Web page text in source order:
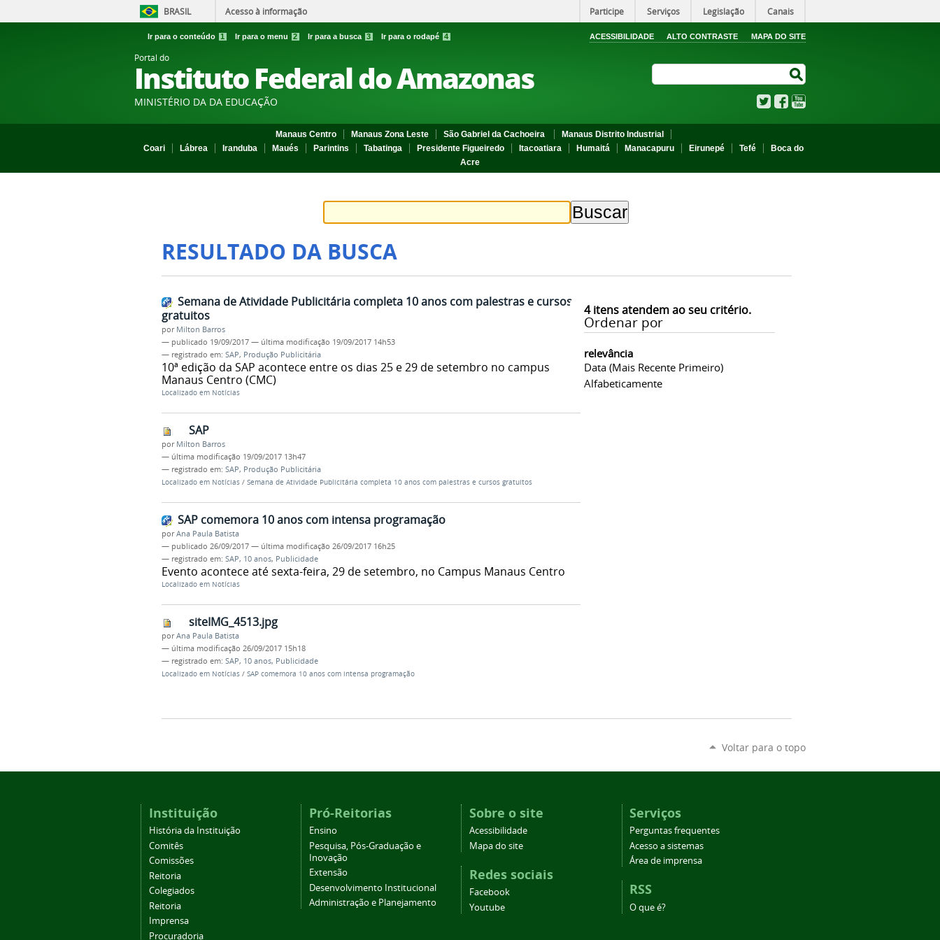
BRASIL Acesso à informação Participe Serviços Legislação Canais
Ir para o conteúdo 1 Ir para o menu 2 Ir para a busca 3 Ir para o rodapé 4 ACESSIBILIDADE ALTO CONTRASTE MAPA DO SITE
Portal do
Instituto Federal do Amazonas
MINISTÉRIO DA DA EDUCAÇÃO TwitterFacebook
Manaus Centro Manaus Zona Leste São Gabriel da Cachoeira
Manaus Distrito Industrial
Coari
Lábrea Iranduba Maués Parintins Tabatinga Presidente Figueiredo Itacoatiara Humaitá Manacapuru Eirunepé Tefé
Boca do
Acre
RESULTADO DA BUSCA
4itens atendem ao seu critério.
Ordenar por
relevância
Data (mais Recente Primeiro)
Alfabeticamente
Semana de Atividade Publicitária completa 10 anos com palestras e cursos
gratuitos
por Milton Barros
— publicado 19/09/2017 — última modificação 19/09/2017 14h53
— registrado em: SAP, Produção Publicitária
10ª edição da SAP acontece entre os dias 25 e 29 de setembro no campus
Manaus Centro (CMC)
Localizado em Notícias
SAP
por Milton Barros
— última modificação 19/09/2017 13h47
— registrado em: SAP, Produção Publicitária
Localizado em Notícias / Semana de Atividade Publicitária completa 10 anos com palestras e cursos gratuitos
SAP comemora 10 anos com intensa programação
porAna Paula Batista
— publicado 26/09/2017 — última modificação 26/09/2017 16h25
— registrado em: SAP, 10 anos, Publicidade
Evento acontece até sexta-feira, 29 de setembro, no Campus Manaus Centro
Localizado em Notícias
siteIMG_4513.jpg
porAna Paula Batista
— última modificação 26/09/2017 15h18
— registrado em: SAP, 10 anos, Publicidade
Localizado em Notícias / SAP comemora 10 anos com intensa programação
Voltar para o topo
Instituição
História da Instituição
Comitês
Comissões
Reitoria
Colegiados
Reitoria
Imprensa
Procuradoria
Pró-Reitorias
Ensino
Pesquisa, Pós-Graduação e
Inovação
Extensão
Desenvolvimento Institucional
Administração e Planejamento
Sobre o site
Acessibilidade
Mapa do site
Redes sociais
Facebook
Youtube
Serviços
Perguntas frequentes
Acesso a sistemas
Área de imprensa
RSS
O que é?